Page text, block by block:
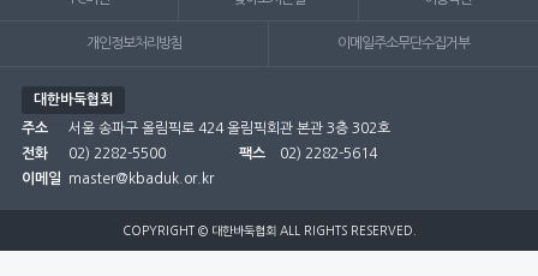
개인정보처리방침 이메일주소무단수집거부
대한바둑협회
주소
서울 송파구 올림픽로 424 올림픽회관 본관 3층 302호
전화
02) 2282-5500 팩스
02) 2282-5614
이메일
master@kbaduk.or.kr
COPYRIGHT © 대한바둑협회 ALL RIGHTS RESERVED.